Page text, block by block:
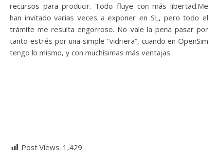
recursos para producir. Todo fluye con más libertad.Me
han invitado varias veces a exponer en SL, pero todo el
trámite me resulta engorroso. No vale la pena pasar por
tanto estrés por una simple “vidriera”, cuando en OpenSim
tengo lo mismo, y con muchísimas más ventajas.
Post Views: 1,429